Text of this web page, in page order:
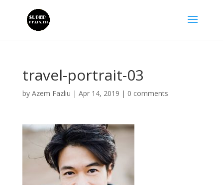
travel-portrait-03
by Azem Fazliu | Apr 14, 2019 | 0 comments